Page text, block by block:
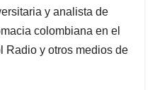
y analista de
colombiana en el
Radio y otros medios de